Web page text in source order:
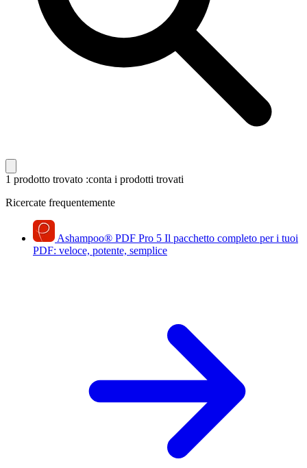
1 prodotto trovato :conta i prodotti trovati
Ricercate frequentemente
Ashampoo® PDF Pro 5 Il pacchetto completo per i tuoi
PDF: veloce, potente, semplice